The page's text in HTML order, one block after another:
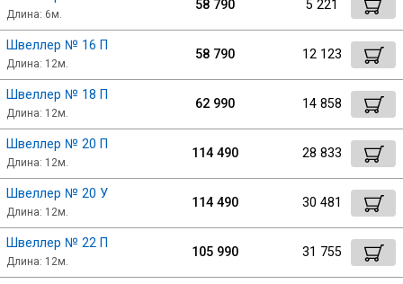
Длина: 6м.
58 790 5 221
Швеллер № 16 П
Длина: 12м.
58 790 12 123
Швеллер № 18 П
Длина: 12м.
62 990 14 858
Швеллер № 20 П
Длина: 12м.
114 490 28 833
Швеллер № 20 У
Длина: 12м.
114 490 30 481
Швеллер № 22 П
Длина: 12м.
105 990 31 755